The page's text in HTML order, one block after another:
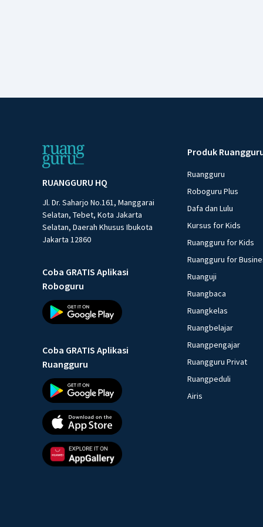
RUANGGURU HQ
Jl. Dr. Saharjo No.161, Manggarai
Selatan, Tebet, Kota Jakarta
Selatan, Daerah Khusus Ibukota
Jakarta 12860
Coba GRATIS Aplikasi
Roboguru
Coba GRATIS Aplikasi
Ruangguru
Produk
Ruangguru
Roboguru Plus
Dafa dan Lulu
Kursus for Kids
Ruangguru for Kids
Ruangguru for
Ruanguji
Ruangbaca
Ruangkelas
Ruangbelajar
Ruangpengajar
Ruangguru Privat
Ruangpeduli
Airis